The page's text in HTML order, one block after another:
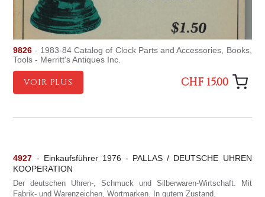
9826 - 1983-84 Catalog of Clock Parts and Accessories, Books,
Tools - Merritt's Antiques Inc.
VOIR PLUS CHF 15.00
4927 - Einkaufsführer 1976 - PALLAS / DEUTSCHE UHREN
KOOPERATION
Der deutschen Uhren-, Schmuck und Silberwaren-Wirtschaft. Mit
Fabrik- und Warenzeichen, Wortmarken. In gutem Zustand.